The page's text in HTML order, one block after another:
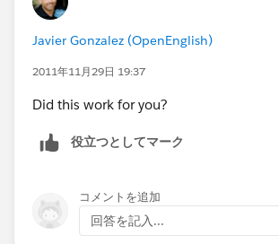
Javier Gonzalez (OpenEnglish)
2011年11月29日 19:37
Did this work for you?
役立つとしてマーク
コメントを追加
回答を記入...